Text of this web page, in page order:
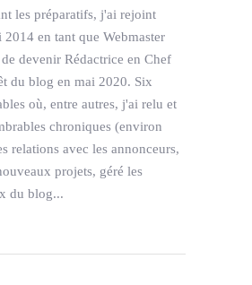
les préparatifs, j'ai rejoint
en tant que Webmaster
devenir Rédactrice en Chef
du blog en mai 2020. Six
où, entre autres, j'ai relu et
chroniques (environ
relations avec les annonceurs,
projets, géré les
du blog...